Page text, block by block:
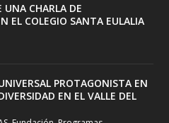
UNA CHARLA DE
EL COLEGIO SANTA EULALIA
PROTAGONISTA EN
EN EL VALLE DEL